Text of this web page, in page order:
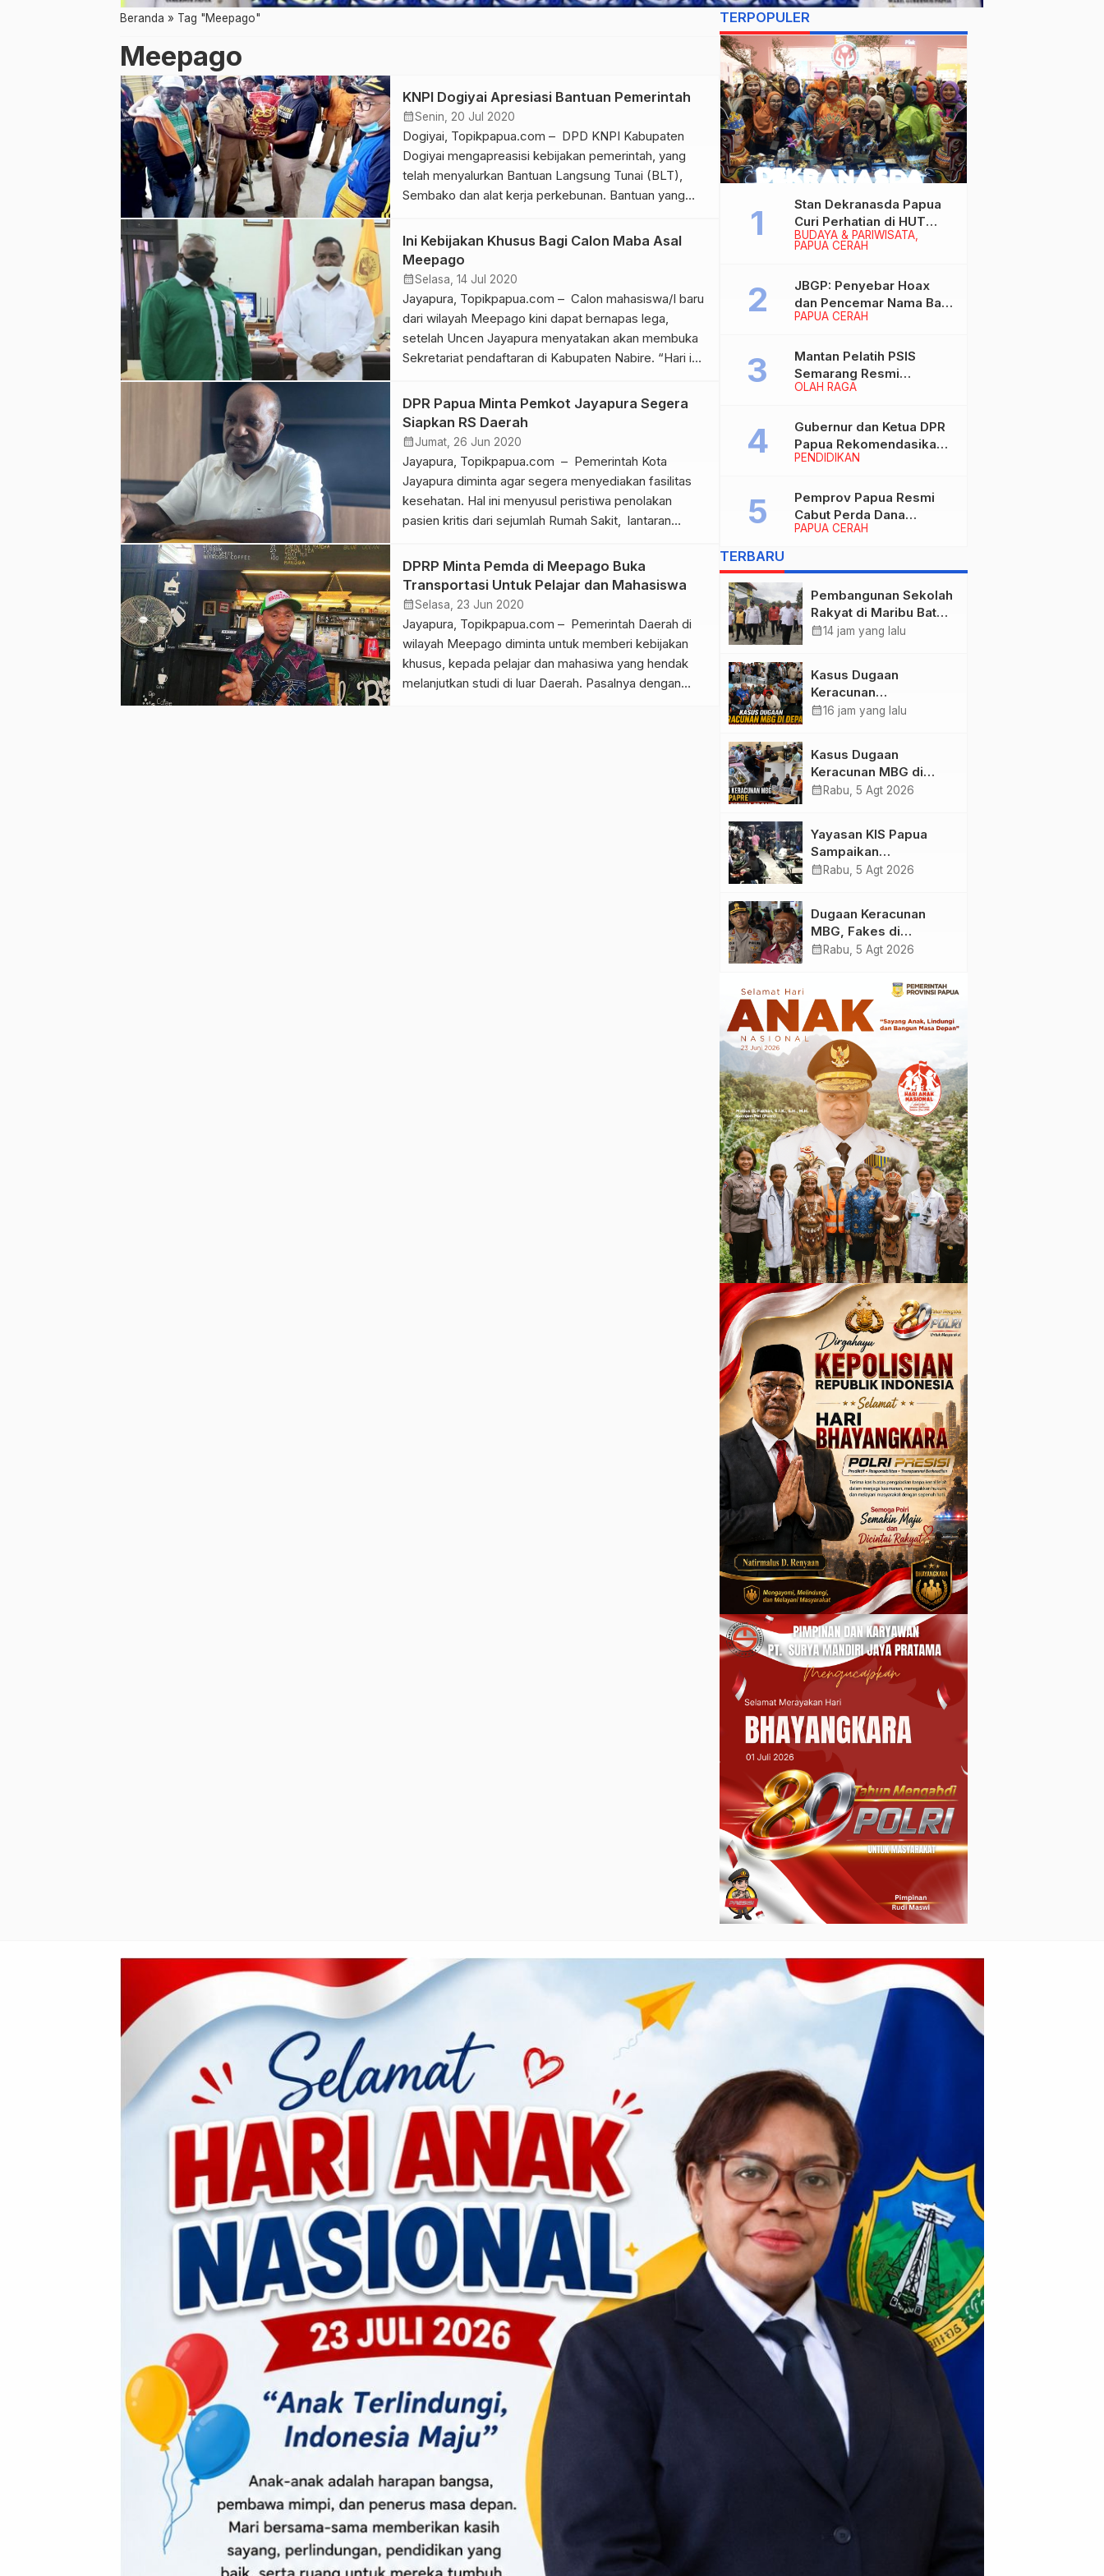
Beranda » Tag "Meepago"
Meepago
KNPI Dogiyai Apresiasi Bantuan Pemerintah
calendar_monthSenin, 20 Jul 2020
Dogiyai, Topikpapua.com – DPD KNPI Kabupaten
Dogiyai mengapreasisi kebijakan pemerintah, yang
telah menyalurkan Bantuan Langsung Tunai (BLT),
Sembako dan alat kerja perkebunan. Bantuan yang
Kampung (BPMK) tersebut dibagikan kepada
masyarakat di 79 kampung, yang ada di Kabupaten
Dogiyai. ” Ini merupakan hal termaju dan kebijakan
yang sangat baik dari Pemerintah, karena mengajak
[…]
Ini Kebijakan Khusus Bagi Calon Maba Asal
Meepago
calendar_monthSelasa, 14 Jul 2020
Jayapura, Topikpapua.com – Calon mahasiswa/I baru
dari wilayah Meepago kini dapat bernapas lega,
setelah Uncen Jayapura menyatakan akan membuka
Sekretariat pendaftaran di Kabupaten Nabire. “Hari ini
Safanpo, ST., MT, dan beliau akan mengambil
kebijakan khusus terkait keresahan adik-adik kita ini,”
kata Anggota Komisi IV DPR Papua, Alfred […]
DPR Papua Minta Pemkot Jayapura Segera
Siapkan RS Daerah
calendar_monthJumat, 26 Jun 2020
Jayapura, Topikpapua.com – Pemerintah Kota
Jayapura diminta agar segera menyediakan fasilitas
kesehatan. Hal ini menyusul peristiwa penolakan
pasien kritis dari sejumlah Rumah Sakit, lantaran
Anggota Komisi V DPR Papua, Decky Nawipa
mengatakan peristiwa almarhum Hanafi Retob
menjadi tanda dan peringatan kepada pemerintah
daerah,khususnya Pemkot Jayapura untuk sesegera
mungkin menyediakan fasilitas […]
DPRP Minta Pemda di Meepago Buka
Transportasi Untuk Pelajar dan Mahasiswa
calendar_monthSelasa, 23 Jun 2020
Jayapura, Topikpapua.com – Pemerintah Daerah di
wilayah Meepago diminta untuk memberi kebijakan
khusus, kepada pelajar dan mahasiwa yang hendak
melanjutkan studi di luar Daerah. Pasalnya dengan
TERPOPULER
BUDAYA & PARIWISATA
PAPUA CERAH
Stan Dekranasda Papua
Curi Perhatian di HUT
Dekranas 2026, Ibu
PAPUA CERAH
JBGP: Penyebar Hoax
dan Pencemar Nama Baik
Gubernur Papua Siap
Hukum!
OLAH RAGA
Mantan Pelatih PSIS
Semarang Resmi
Nakhodahi Persipura
PENDIDIKAN
Gubernur dan Ketua DPR
Papua Rekomendasikan
Ade Yamin Jabat Rektor
periode 2026–2030
PAPUA CERAH
Pemprov Papua Resmi
Cabut Perda Dana
Cadangan, Dialihkan
Pembangunan dan
Layanan Publik
TERBARU
Pembangunan Sekolah
Rakyat di Maribu Batal,
Dipindahkan ke Muara
calendar_month14 jam yang lalu
Kasus Dugaan
Keracunan
MBG: Wamengadri
yang Ditemukan
calendar_month16 jam yang lalu
Kasus Dugaan
Keracunan MBG di
Kabupaten Jayapura,
calendar_month Rabu, 5 Agt 2026
Yayasan KIS Papua
Sampaikan
Permohonan Maaf dan
Keracunan MBG di
Depapre
calendar_month Rabu, 5 Agt 2026
Dugaan Keracunan
MBG, Fakes di
Kabupaten Jayapura
Ratusan Korban
calendar_month Rabu, 5 Agt 2026